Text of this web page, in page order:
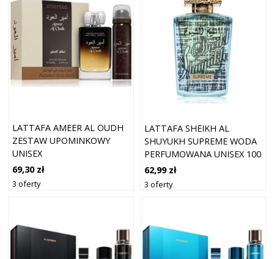
LATTAFA AMEER AL OUDH
ZESTAW UPOMINKOWY
UNISEX
69,30 zł
3 oferty
LATTAFA SHEIKH AL
SHUYUKH SUPREME WODA
PERFUMOWANA UNISEX 100
ML
62,99 zł
3 oferty